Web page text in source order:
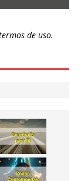
de uso.